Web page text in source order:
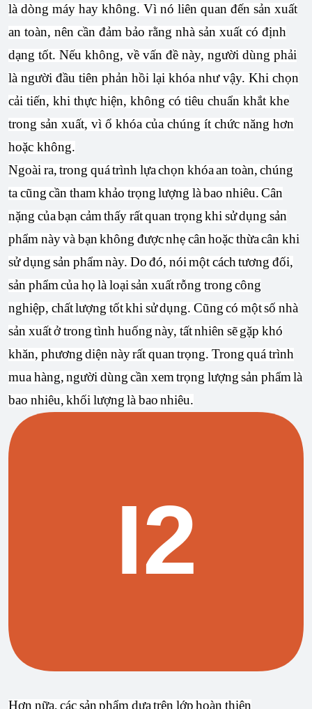
là dòng máy hay không. Vì nó liên quan đến sản xuất
an toàn, nên cần đảm bảo rằng nhà sản xuất có định
dạng tốt. Nếu không, về vấn đề này, người dùng phải
là người đầu tiên phản hồi lại khóa như vậy. Khi chọn
cải tiến, khi thực hiện, không có tiêu chuẩn khắt khe
trong sản xuất, vì ổ khóa của chúng ít chức năng hơn
hoặc không.
Ngoài ra, trong quá trình lựa chọn khóa an toàn, chúng
ta cũng cần tham khảo trọng lượng là bao nhiêu. Cân
nặng của bạn cảm thấy rất quan trọng khi sử dụng sản
phẩm này và bạn không được nhẹ cân hoặc thừa cân khi
sử dụng sản phẩm này. Do đó, nói một cách tương đối,
sản phẩm của họ là loại sản xuất rỗng trong công
nghiệp, chất lượng tốt khi sử dụng. Cũng có một số nhà
sản xuất ở trong tình huống này, tất nhiên sẽ gặp khó
khăn, phương diện này rất quan trọng. Trong quá trình
mua hàng, người dùng cần xem trọng lượng sản phẩm là
bao nhiêu, khối lượng là bao nhiêu.
Hơn nữa, các sản phẩm dựa trên lớp hoàn thiện